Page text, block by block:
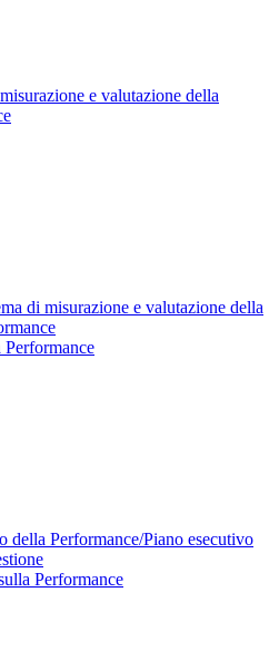
e valutazione della
di misurazione e valutazione della
Performance
della Performance/Piano esecutivo
Performance